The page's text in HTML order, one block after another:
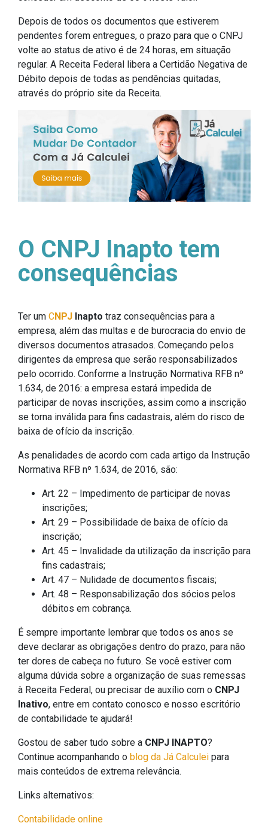
Depois de todos os documentos que estiverem
pendentes forem entregues, o prazo para que o CNPJ
volte ao status de ativo é de 24 horas, em situação
regular. A Receita Federal libera a Certidão Negativa de
Débito depois de todas as pendências quitadas,
através do próprio site da Receita.
O CNPJ Inapto tem
consequências
Ter um CNPJ Inapto traz consequências para a
empresa, além das multas e de burocracia do envio de
diversos documentos atrasados. Começando pelos
dirigentes da empresa que serão responsabilizados
pelo ocorrido. Conforme a Instrução Normativa RFB nº
1.634, de 2016: a empresa estará impedida de
participar de novas inscrições, assim como a inscrição
se torna inválida para fins cadastrais, além do risco de
baixa de ofício da inscrição.
As penalidades de acordo com cada artigo da Instrução
Normativa RFB nº 1.634, de 2016, são:
Art. 22 – Impedimento de participar de novas
inscrições;
Art. 29 – Possibilidade de baixa de ofício da
inscrição;
Art. 45 – Invalidade da utilização da inscrição para
fins cadastrais;
Art. 47 – Nulidade de documentos fiscais;
Art. 48 – Responsabilização dos sócios pelos
débitos em cobrança.
É sempre importante lembrar que todos os anos se
deve declarar as obrigações dentro do prazo, para não
ter dores de cabeça no futuro. Se você estiver com
alguma dúvida sobre a organização de suas remessas
à Receita Federal, ou precisar de auxílio com o CNPJ
Inativo, entre em contato conosco e nosso escritório
de contabilidade te ajudará!
Gostou de saber tudo sobre a CNPJ INAPTO?
Continue acompanhando o blog da Já Calculei para
mais conteúdos de extrema relevância.
Links alternativos:
Contabilidade online